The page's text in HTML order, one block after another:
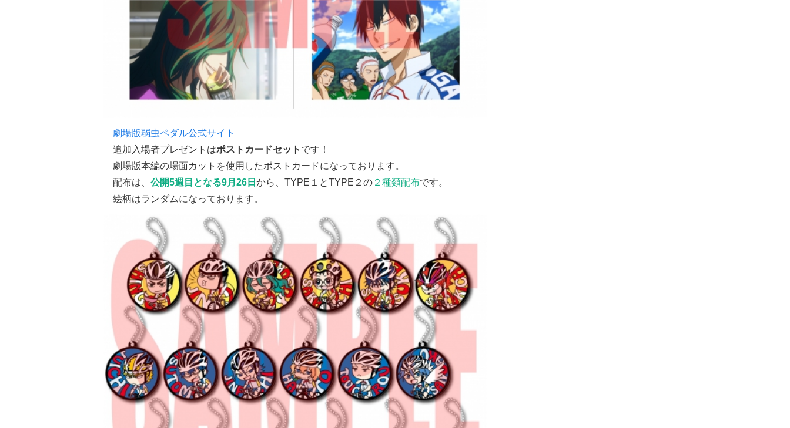
劇場版弱虫ペダル公式サイト
追加入場者プレゼントはポストカードセット です！
劇場版本編の場面カットを使用したポストカードになっております。
配布は、 公開5週目となる9月26日 から、TYPE１とTYPE２の ２種類配布です。
絵柄はランダムになっております。